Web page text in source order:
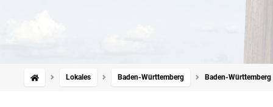
Lokales Baden-Württemberg Baden-